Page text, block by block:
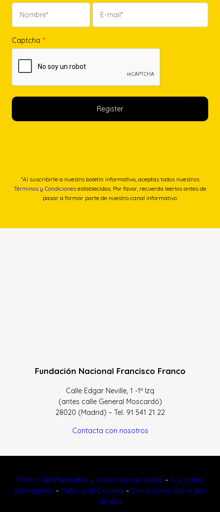
Captcha *
*Al suscribirte a nuestro boletín informativo, aceptas todos nuestros
Términos y Condiciones establecidos. Por favor, recuerda leerlos antes de
pasar a formar parte de nuestro canal informativo.
Fundación Nacional Francisco Franco
Calle Edgar Neville, 1 -1º Izq
(antes calle General Moscardó)
28020 (Madrid) – Tel. 91 541 21 22
Contacta con nosotros
Política de Privacidad y protección de datos – Sus datos
son seguros – Política de Cookies – Condiciones Generales
de uso